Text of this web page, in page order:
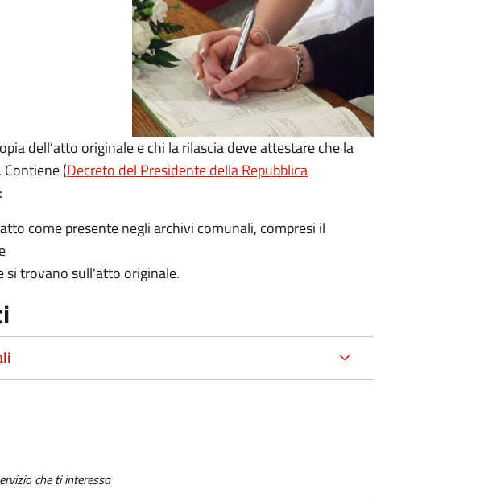
dell’atto originale e chi la rilascia deve attestare che la
(Decreto del Presidente della Repubblica
come presente negli archivi comunali, compresi il
si trovano sull'atto originale.
che ti interessa